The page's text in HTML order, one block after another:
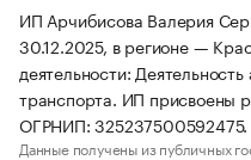
ИП Арчибисова Валерия
30.12.2025, в регионе —
деятельности:
транспорта. ИП присвоены
ОГРНИП: 325237500592475.
Данные получены из публичных